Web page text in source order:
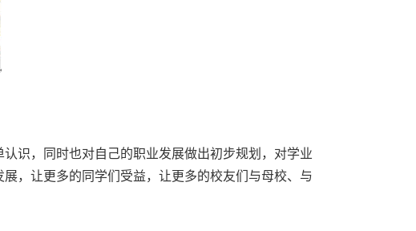
识，同时也对自己的职业发展做出初步规划，对学业
，让更多的同学们受益，让更多的校友们与母校、与